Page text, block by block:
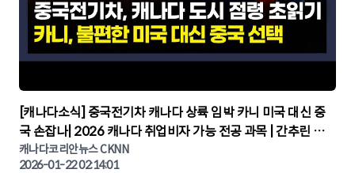
▶
[캐나다소식] 중국전기차 캐나다 상륙 임박 카니 미국 대신 중
국 손잡나| 2026 캐나다 취업비자 가능 전공 과목 | 간추린 캐
나다뉴스 | CKNNEWS, 캐나다코리안뉴스
캐나다코리안뉴스 CKNN
2026-01-22 02:14:01